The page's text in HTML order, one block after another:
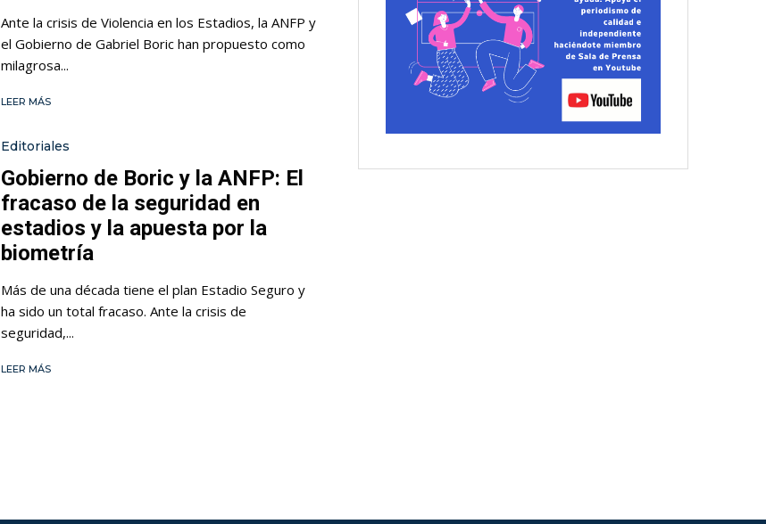
Ante la crisis de Violencia en los Estadios, la ANFP y
el Gobierno de Gabriel Boric han propuesto como
milagrosa...
LEER MÁS
Editoriales
Gobierno de Boric y la ANFP: El
fracaso de la seguridad en
estadios y la apuesta por la
biometría
Más de una década tiene el plan Estadio Seguro y
ha sido un total fracaso. Ante la crisis de
seguridad,...
LEER MÁS